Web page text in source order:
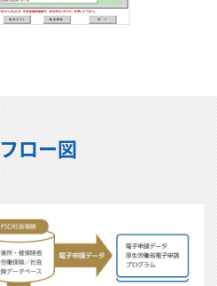
フロー図